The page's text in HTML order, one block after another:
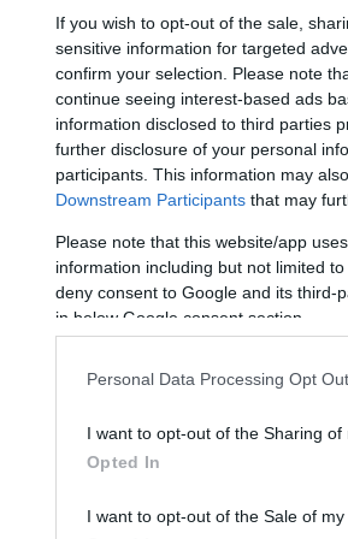
If you wish to opt-out of the sale,
sensitive information for targeted
confirm your selection. Please note
continue seeing interest-based ads
information disclosed to third parties
further disclosure of your personal
participants. This information may
Downstream Participants that may
Please note that this website/app
information including but not limited
deny consent to Google and its third-
in below Google consent section.
Personal Data Processing Opt
I want to opt-out of the Sharing of
Opted In
I want to opt-out of the Sale of my
59' ο
Οι
των